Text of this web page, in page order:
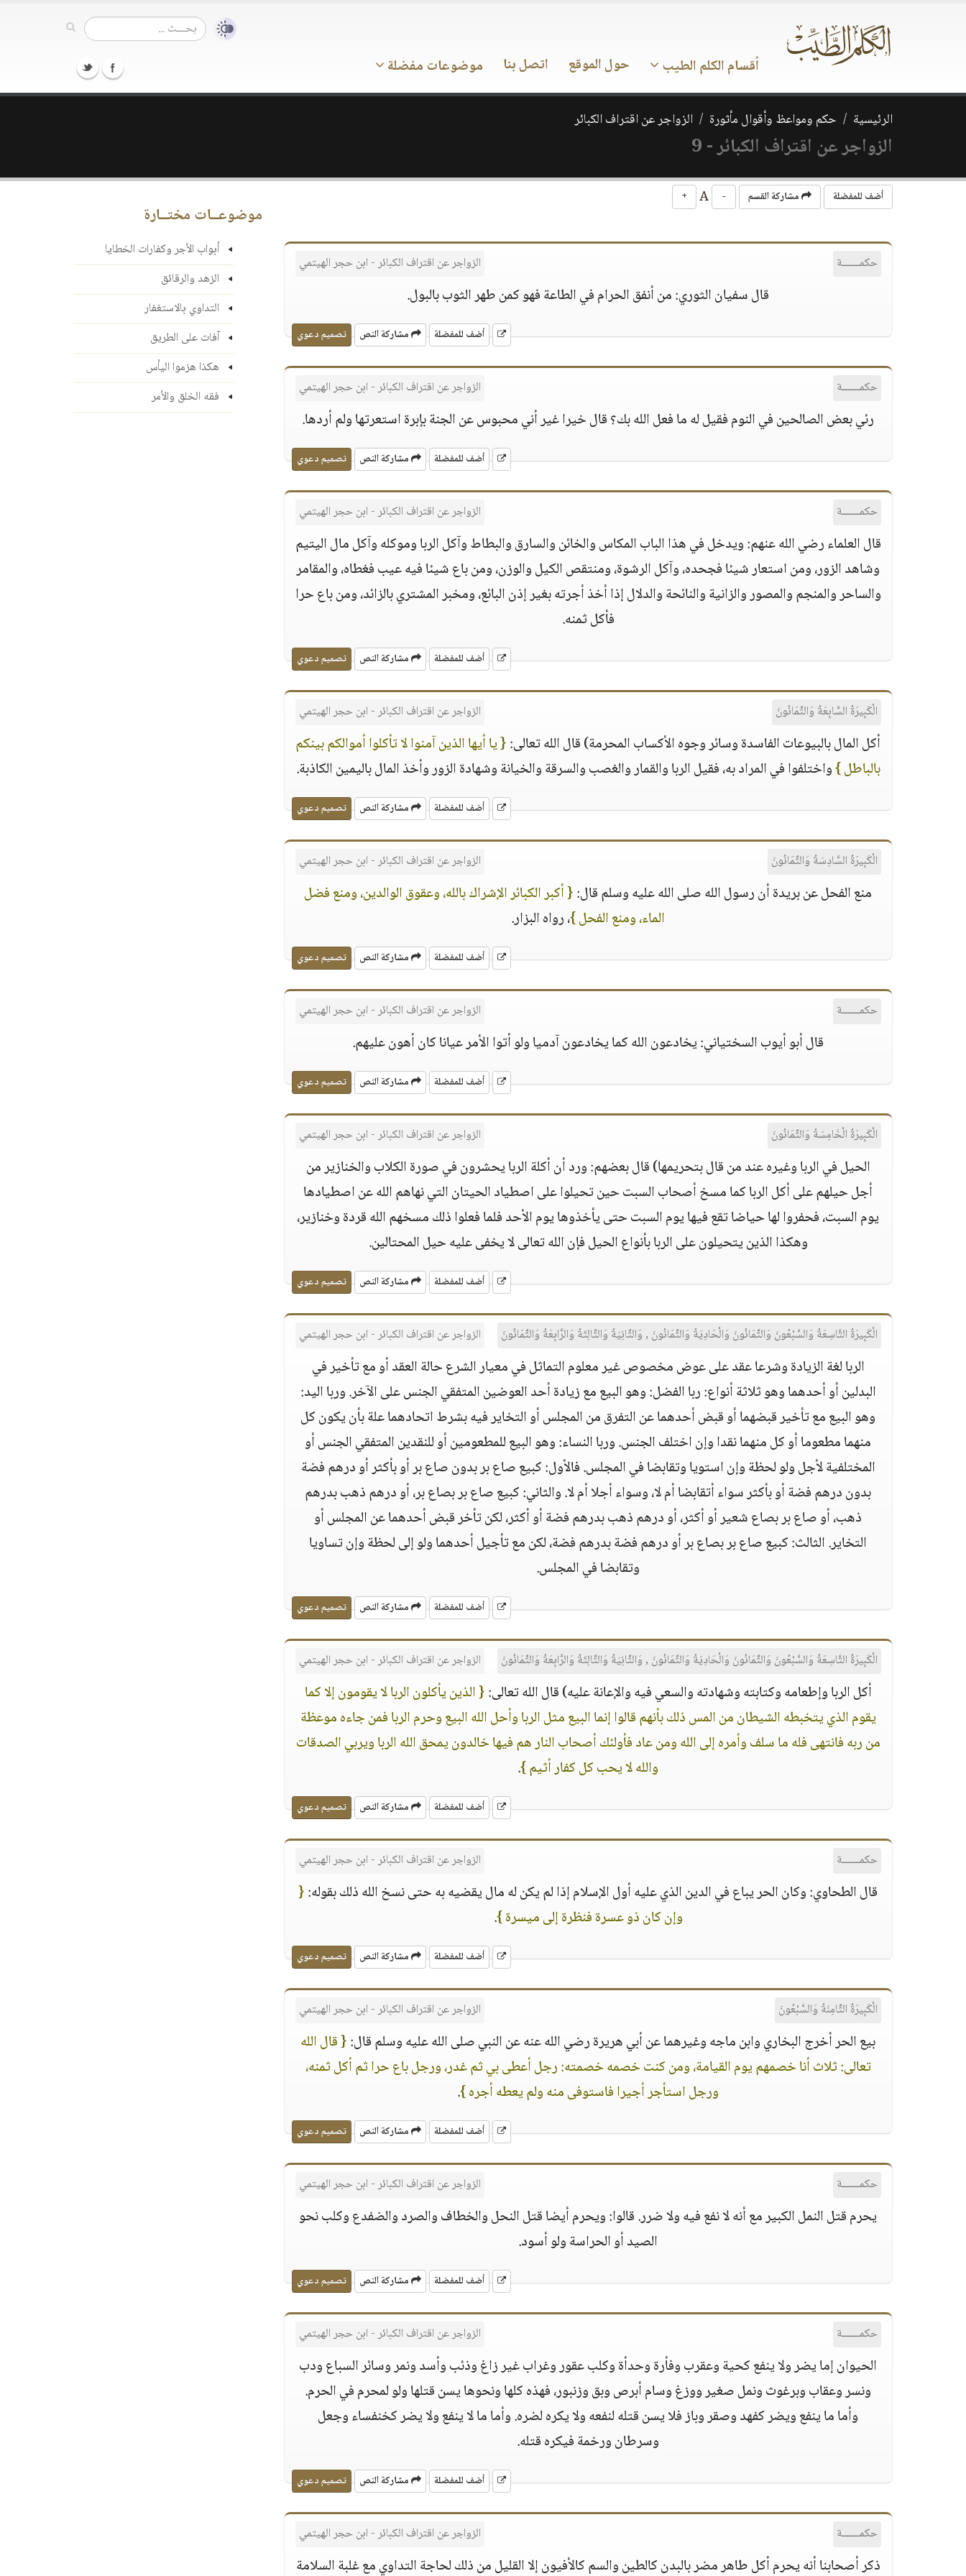
أقسام الكلم الطيب حول الموقع اتصل بنا موضوعات مفضلة
الرئيسية حكم ومواعظ وأقوال مأثورة الزواجر عن اقتراف الكبائر
الزواجر عن اقتراف الكبائر - 9
أضف للمفضلة مشاركة القسم -
+
حكمــــــة الزواجر عن اقتراف الكبائر - ابن حجر الهيتمي
قال سفيان الثوري: من أنفق الحرام في الطاعة فهو كمن طهر الثوب بالبول.
أضف للمفضلة مشاركة النص تصميم دعوي
حكمــــــة الزواجر عن اقتراف الكبائر - ابن حجر الهيتمي
رئي بعض الصالحين في النوم فقيل له ما فعل الله بك؟ قال خيرا غير أني محبوس عن الجنة بإبرة استعرتها ولم أردها.
أضف للمفضلة مشاركة النص تصميم دعوي
حكمــــــة الزواجر عن اقتراف الكبائر - ابن حجر الهيتمي
قال العلماء رضي الله عنهم: ويدخل في هذا الباب المكاس والخائن والسارق والبطاط وآكل الربا وموكله وآكل مال اليتيم
وشاهد الزور، ومن استعار شيئا فجحده، وآكل الرشوة، ومنتقص الكيل والوزن، ومن باع شيئا فيه عيب فغطاه، والمقامر
والساحر والمنجم والمصور والزانية والنائحة والدلال إذا أخذ أجرته بغير إذن البائع، ومخبر المشتري بالزائد، ومن باع حرا
فأكل ثمنه.
أضف للمفضلة مشاركة النص تصميم دعوي
الْكَبِيرَةُ السَّابِعَةُ وَالثَّمَانُونَ الزواجر عن اقتراف الكبائر - ابن حجر الهيتمي
أكل المال بالبيوعات الفاسدة وسائر وجوه الأكساب المحرمة) قال الله تعالى:{ يا أيها الذين آمنوا لا تأكلوا أموالكم بينكم
بالباطل }واختلفوا في المراد به، فقيل الربا والقمار والغصب والسرقة والخيانة وشهادة الزور وأخذ المال باليمين الكاذبة.
أضف للمفضلة مشاركة النص تصميم دعوي
الْكَبِيرَةُ السَّادِسَةُ وَالثَّمَانُونَ الزواجر عن اقتراف الكبائر - ابن حجر الهيتمي
منع الفحل عن بريدة أن رسول الله صلى الله عليه وسلم قال:{ أكبر الكبائر الإشراك بالله، وعقوق الوالدين، ومنع فضل
الماء، ومنع الفحل }، رواه البزار.
أضف للمفضلة مشاركة النص تصميم دعوي
حكمــــــة الزواجر عن اقتراف الكبائر - ابن حجر الهيتمي
قال أبو أيوب السختياني: يخادعون الله كما يخادعون آدميا ولو أتوا الأمر عيانا كان أهون عليهم.
أضف للمفضلة مشاركة النص تصميم دعوي
الْكَبِيرَةُ الْخَامِسَةُ وَالثَّمَانُونَ الزواجر عن اقتراف الكبائر - ابن حجر الهيتمي
الحيل في الربا وغيره عند من قال بتحريمها) قال بعضهم: ورد أن أكلة الربا يحشرون في صورة الكلاب والخنازير من
أجل حيلهم على أكل الربا كما مسخ أصحاب السبت حين تحيلوا على اصطياد الحيتان التي نهاهم الله عن اصطيادها
يوم السبت، فحفروا لها حياضا تقع فيها يوم السبت حتى يأخذوها يوم الأحد فلما فعلوا ذلك مسخهم الله قردة وخنازير،
وهكذا الذين يتحيلون على الربا بأنواع الحيل فإن الله تعالى لا يخفى عليه حيل المحتالين.
أضف للمفضلة مشاركة النص تصميم دعوي
الْكَبِيرَةُ التَّاسِعَةُ وَالسَّبْعُونَ وَالثَّمَانُونَ وَالْحَادِيَةُ وَالثَّمَانُونَ , وَالثَّانِيَةُ وَالثَّالِثَةُ وَالرَّابِعَةُ وَالثَّمَانُونَ الزواجر عن اقتراف الكبائر - ابن حجر الهيتمي
الربا لغة الزيادة وشرعا عقد على عوض مخصوص غير معلوم التماثل في معيار الشرع حالة العقد أو مع تأخير في
البدلين أو أحدهما وهو ثلاثة أنواع: ربا الفضل: وهو البيع مع زيادة أحد العوضين المتفقي الجنس على الآخر. وربا اليد:
وهو البيع مع تأخير قبضهما أو قبض أحدهما عن التفرق من المجلس أو التخاير فيه بشرط اتحادهما علة بأن يكون كل
منهما مطعوما أو كل منهما نقدا وإن اختلف الجنس. وربا النساء: وهو البيع للمطعومين أو للنقدين المتفقي الجنس أو
المختلفية لأجل ولو لحظة وإن استويا وتقابضا في المجلس. فالأول: كبيع صاع بر بدون صاع بر أو بأكثر أو درهم فضة
بدون درهم فضة أو بأكثر سواء أتقابضا أم لا، وسواء أجلا أم لا. والثاني: كبيع صاع بر بصاع بر، أو درهم ذهب بدرهم
ذهب، أو صاع بر بصاع شعير أو أكثر، أو درهم ذهب بدرهم فضة أو أكثر، لكن تأخر قبض أحدهما عن المجلس أو
التخاير. الثالث: كبيع صاع بر بصاع بر أو درهم فضة بدرهم فضة، لكن مع تأجيل أحدهما ولو إلى لحظة وإن تساويا
وتقابضا في المجلس.
أضف للمفضلة مشاركة النص تصميم دعوي
الْكَبِيرَةُ التَّاسِعَةُ وَالسَّبْعُونَ وَالثَّمَانُونَ وَالْحَادِيَةُ وَالثَّمَانُونَ , وَالثَّانِيَةُ وَالثَّالِثَةُ وَالرَّابِعَةُ وَالثَّمَانُونَ الزواجر عن اقتراف الكبائر - ابن حجر الهيتمي
أكل الربا وإطعامه وكتابته وشهادته والسعي فيه والإعانة عليه) قال الله تعالى:{ الذين يأكلون الربا لا يقومون إلا كما
يقوم الذي يتخبطه الشيطان من المس ذلك بأنهم قالوا إنما البيع مثل الربا وأحل الله البيع وحرم الربا فمن جاءه موعظة
من ربه فانتهى فله ما سلف وأمره إلى الله ومن عاد فأولئك أصحاب النار هم فيها خالدون يمحق الله الربا ويربي الصدقات
والله لا يحب كل كفار أثيم }.
أضف للمفضلة مشاركة النص تصميم دعوي
حكمــــــة الزواجر عن اقتراف الكبائر - ابن حجر الهيتمي
قال الطحاوي: وكان الحر يباع في الدين الذي عليه أول الإسلام إذا لم يكن له مال يقضيه به حتى نسخ الله ذلك بقوله:{
وإن كان ذو عسرة فنظرة إلى ميسرة }.
أضف للمفضلة مشاركة النص تصميم دعوي
الْكَبِيرَةُ الثَّامِنَةُ وَالسَّبْعُونَ الزواجر عن اقتراف الكبائر - ابن حجر الهيتمي
بيع الحر أخرج البخاري وابن ماجه وغيرهما عن أبي هريرة رضي الله عنه عن النبي صلى الله عليه وسلم قال:{ قال الله
تعالى: ثلاث أنا خصمهم يوم القيامة، ومن كنت خصمه خصمته: رجل أعطى بي ثم غدر، ورجل باع حرا ثم أكل ثمنه،
ورجل استأجر أجيرا فاستوفى منه ولم يعطه أجره }.
أضف للمفضلة مشاركة النص تصميم دعوي
حكمــــــة الزواجر عن اقتراف الكبائر - ابن حجر الهيتمي
يحرم قتل النمل الكبير مع أنه لا نفع فيه ولا ضرر. قالوا: ويحرم أيضا قتل النحل والخطاف والصرد والضفدع وكلب نحو
الصيد أو الحراسة ولو أسود.
أضف للمفضلة مشاركة النص تصميم دعوي
حكمــــــة الزواجر عن اقتراف الكبائر - ابن حجر الهيتمي
الحيوان إما يضر ولا ينفع كحية وعقرب وفأرة وحدأة وكلب عقور وغراب غير زاغ وذئب وأسد ونمر وسائر السباع ودب
ونسر وعقاب وبرغوث ونمل صغير ووزغ وسام أبرص وبق وزنبور، فهذه كلها ونحوها يسن قتلها ولو لمحرم في الحرم.
وأما ما ينفع ويضر كفهد وصقر وباز فلا يسن قتله لنفعه ولا يكره لضره. وأما ما لا ينفع ولا يضر كخنفساء وجعل
وسرطان ورخمة فيكره قتله.
أضف للمفضلة مشاركة النص تصميم دعوي
حكمــــــة الزواجر عن اقتراف الكبائر - ابن حجر الهيتمي
ذكر أصحابنا أنه يحرم أكل طاهر مضر بالبدن كالطين والسم كالأفيون إلا القليل من ذلك لحاجة التداوي مع غلبة السلامة
موضوعــات مختــارة
أبواب الأجر وكفارات الخطايا
الزهد والرقائق
التداوي بالاستغفار
آفات على الطريق
هكذا هزموا اليأس
فقه الخلق والأمر